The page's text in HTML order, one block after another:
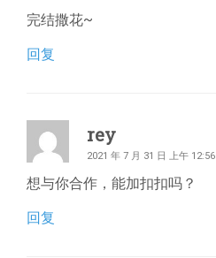
完结撒花~
回复
rey
2021 年 7 月 31 日 上午 12:56
想与你合作，能加扣扣吗？
回复